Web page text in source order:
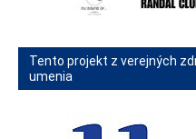
Tento projekt z verejných
umenia